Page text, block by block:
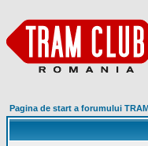
Pagina de start a forumului